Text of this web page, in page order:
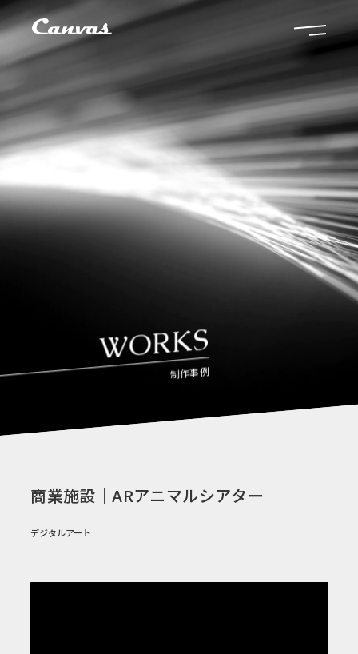
WORKS
制作事例
商業施設｜ARアニマルシアター
デジタルアート